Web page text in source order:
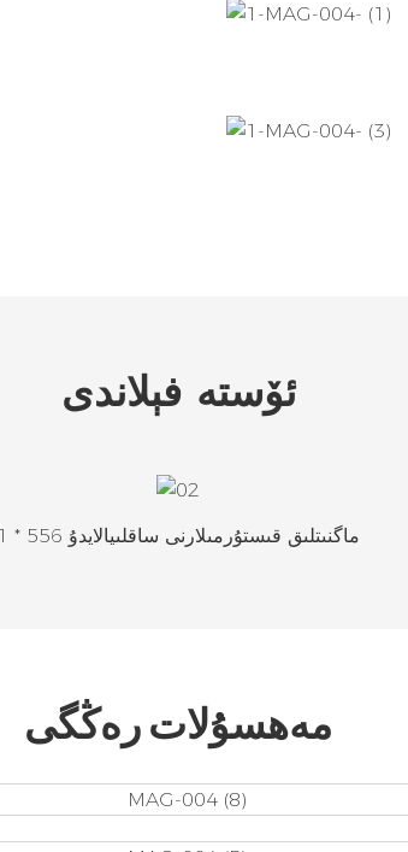
ئۆستە فېلاندى
1 * 556 ماگنىتلىق قىستۇرمىلارنى ساقلىيالايدۇ
مەھسۇلات رەڭگى